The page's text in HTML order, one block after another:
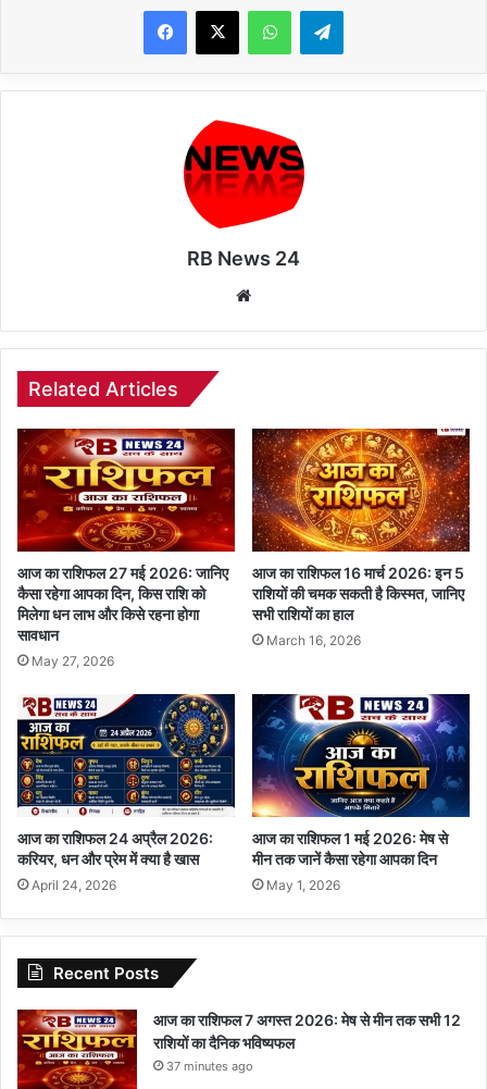
WhatsAppTelegram
RB News 24
Related Articles
आज का राशिफल 27 मई 2026: जानिए
कैसा रहेगा आपका दिन, किस राशि को
मिलेगा धन लाभ और किसे रहना होगा
सावधान
May 27, 2026
आज का राशिफल 16 मार्च 2026: इन 5
राशियों की चमक सकती है किस्मत, जानिए
सभी राशियों का हाल
March 16, 2026
आज का राशिफल 24 अप्रैल 2026:
करियर, धन और प्रेम में क्या है खास
April 24, 2026
आज का राशिफल 1 मई 2026: मेष से
मीन तक जानें कैसा रहेगा आपका दिन
May 1, 2026
Recent Posts
आज का राशिफल 7 अगस्त 2026: मेष से मीन तक सभी 12
राशियों का दैनिक भविष्यफल
37 minutes ago